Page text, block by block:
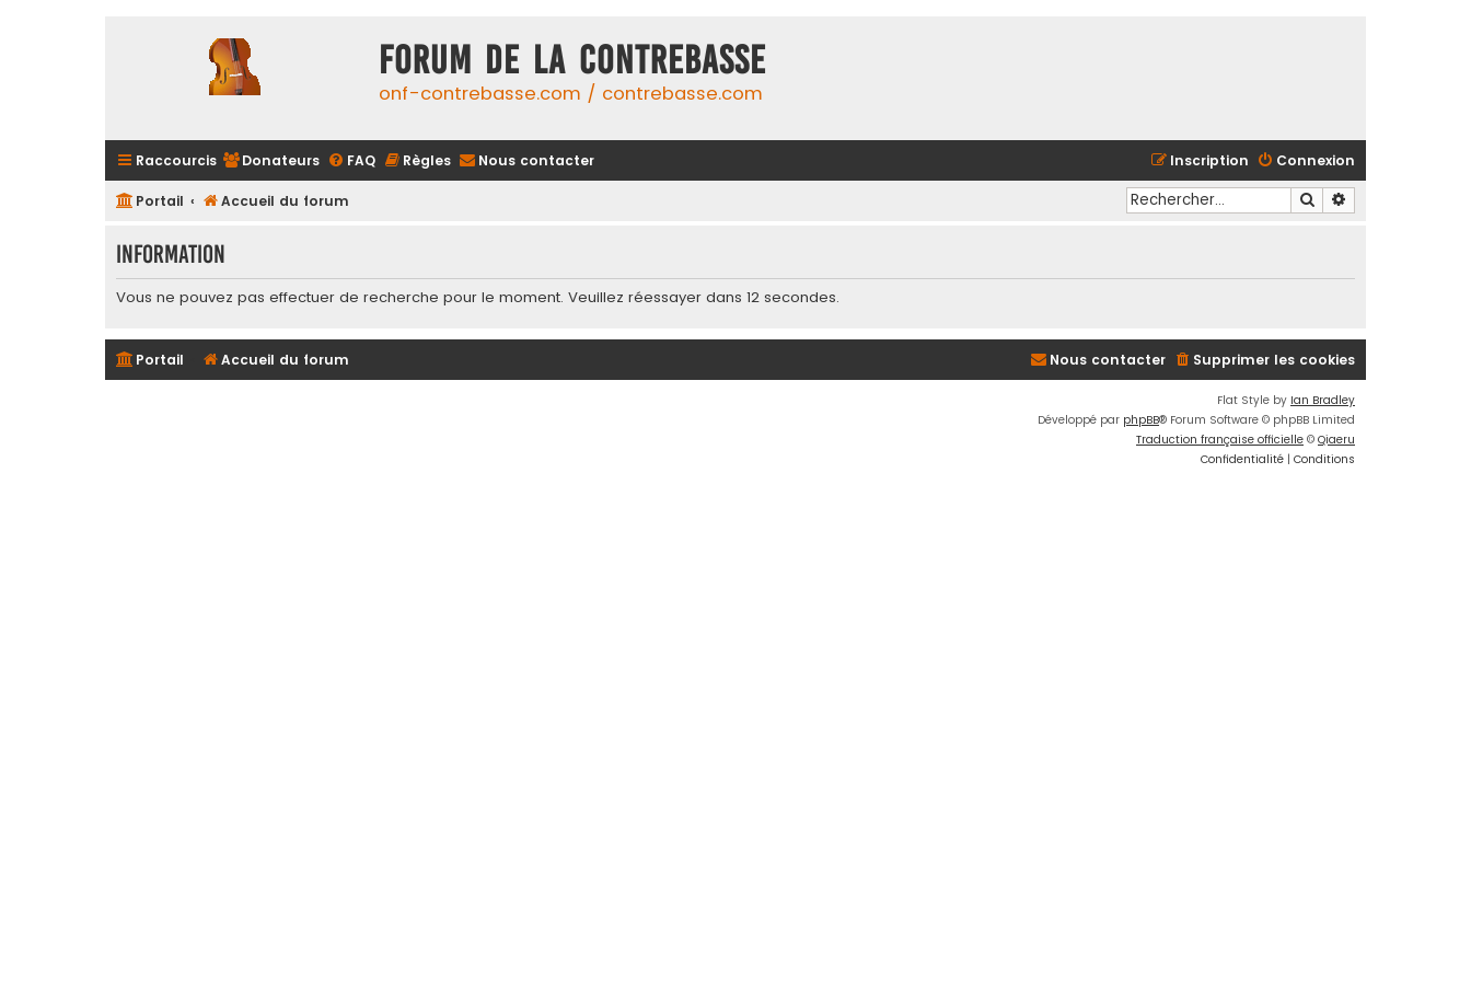
FORUM DE LA CONTREBASSE
onf-contrebasse.com / contrebasse.com
Raccourcis Donateurs FAQ Règles Nous contacter Connexion
Inscription
Portail Accueil du forum Rechercher
Information
Vous ne pouvez pas effectuer de recherche pour le moment. Veuillez réessayer dans 12 secondes.
Portail Accueil du forum Supprimer les cookies
Nous contacter
Flat Style by Ian Bradley
Développé par phpBB® Forum Software © phpBB Limited
Traduction française officielle © Qiaeru
Confidentialité | Conditions